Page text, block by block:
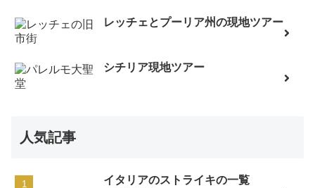
レッチェとプーリア州の現地ツアー
シチリア現地ツアー
人気記事
イタリアのストライキの一覧